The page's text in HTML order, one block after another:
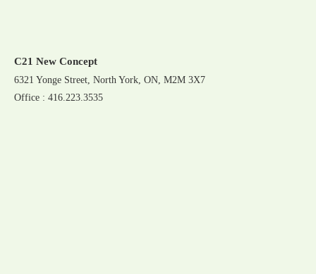
C21 New Concept
6321 Yonge Street, North York, ON, M2M 3X7
Office : 416.223.3535